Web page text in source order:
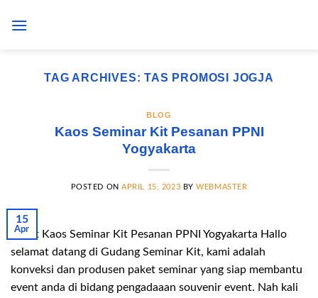
TAG ARCHIVES:TAS PROMOSI JOGJA
BLOG
Kaos Seminar Kit Pesanan PPNI
Yogyakarta
POSTED ONAPRIL 15, 2023 BYWEBMASTER
15
Apr
Paket Kaos Seminar Kit Pesanan PPNI Yogyakarta Hallo
selamat datang di Gudang Seminar Kit, kami adalah
konveksi dan produsen paket seminar yang siap membantu
event anda di bidang pengadaaan souvenir event. Nah kali